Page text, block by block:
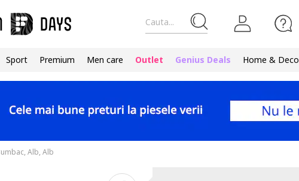
Cauta...
Sport Premium Men care Outlet Genius Deals Home & Deco
Alb, Alb